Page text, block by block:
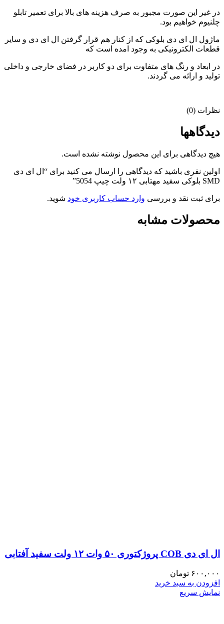
در غیر این صورت مجبور به صرف هزینه های بالا برای تعمیر تابلو
چلنیوم خواهیم بود.
ماژول ال ای دی بلوکی که از کنار هم قرار گرفتن ال ای دی و سایر
قطعات الکترونیکی به وجود امده است که
در ابعاد و رنگ های متفاوت برای دو کاربر در فضای خارجی و داخلی
تولید و ارائه می گردند.
نظرات (0)
دیدگاهها
هیچ دیدگاهی برای این محصول نوشته نشده است.
اولین نفری باشید که دیدگاهی را ارسال می کنید برای “ال ای دی
SMD بلوکی سفید مهتابی ۱۲ ولت چیپ 5054”
برای ثبت نقد و بررسی وارد حساب کاربری خود شوید.
محصولات مشابه
ال ای دی COB پروژکتوری ۵۰ وات ۱۲ ولت سفید آفتابی
۶۰۰,۰۰۰ تومان
افزودن به سبد خرید
نمایش سریع